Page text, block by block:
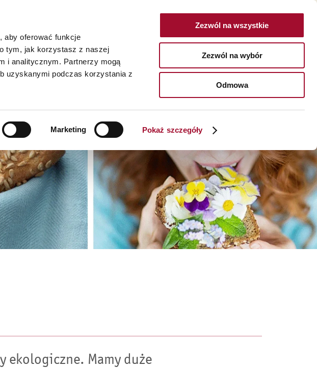
aby oferować funkcje
tym, jak korzystasz z naszej
i analitycznym. Partnerzy mogą
uzyskanymi podczas korzystania z
Marketing Pokaż szczegóły
Zezwól na wszystkie
Zezwól na wybór
Odmowa
POLSKA
Produkty ekologiczne >
Produkty w opakowaniach konsumenckich >
AKTUALNOŚCI KARIERA
O NAS
O nas >
Historia >
KONTAKT
ekologiczne. Mamy duże